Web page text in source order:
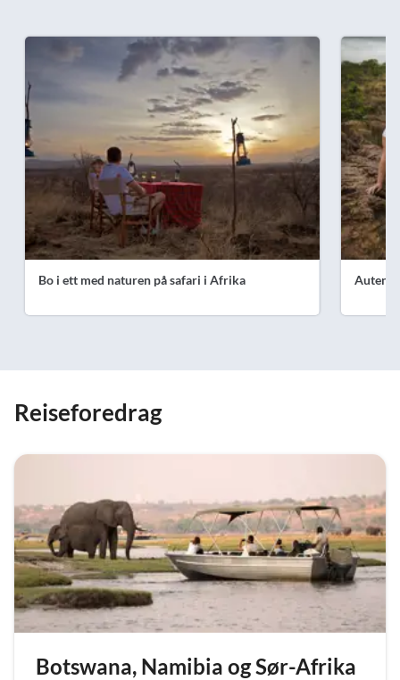
Bo i ett med naturen på safari i Afrika
Reiseforedrag
Botswana, Namibia og Sør-Afrika